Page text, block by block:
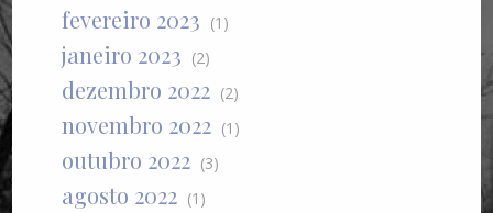
fevereiro 2023 (1)
janeiro 2023 (2)
dezembro 2022 (2)
novembro 2022 (1)
outubro 2022 (3)
agosto 2022 (1)